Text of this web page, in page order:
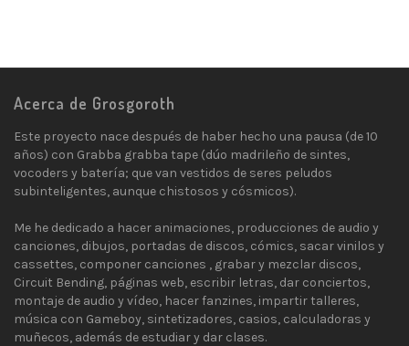
Acerca de Grosgoroth
Este proyecto nace después de haber hecho una pausa (de 10
años) con Grabba grabba tape (dúo madrileño de sintes,
vocoders y batería; que van vestidos de seres peludos
subinteligentes, aunque chistosos y cósmicos).
Me he dedicado a hacer animaciones, producciones de audio y
canciones, dibujos, portadas de discos, cómics, sacar vinilos y
cassettes, componer canciones , grabar y mezclar discos,
Circuit Bending, páginas web, escribir letras, dar conciertos,
montaje de audio y vídeo, hacer fanzines, impartir talleres,
música con Gameboy, sintetizadores, casios, calculadoras y
muñecos, además de estudiar y dar clases.